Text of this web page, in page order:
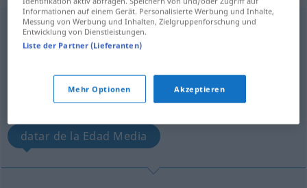
datieren [daˈtiːrən]v/i <ohnege>
Übersicht aller Übersetzungen
llevar fecha de …
datar de la Edad Media
Informationen auf einem Gerät. Personalisierte Werbung und Inhalte,
Messung von Werbung und Inhalten, Zielgruppenforschung und
Entwicklung von Dienstleistungen.
Liste der Partner (Lieferanten)
Mehr Optionen Akzeptieren